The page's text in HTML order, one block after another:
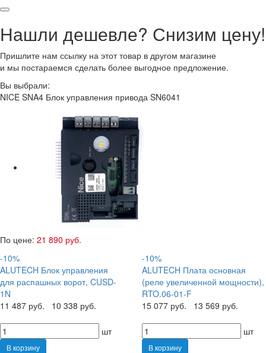
Нашли дешевле? Снизим цену!
Пришлите нам ссылку на этот товар в другом магазине
и мы постараемся сделать более выгодное предложение.
Вы выбрали:
NICE SNA4 Блок управления привода SN6041
По цене: 21 890 руб.
-10%
ALUTECH Блок управления
для распашных ворот, CUSD-
1N
11 487 руб.
10 338 руб.
шт
В корзину
-10%
ALUTECH Плата основная
(реле увеличенной мощности),
RTO.06-01-F
15 077 руб.
13 569 руб.
шт
В корзину